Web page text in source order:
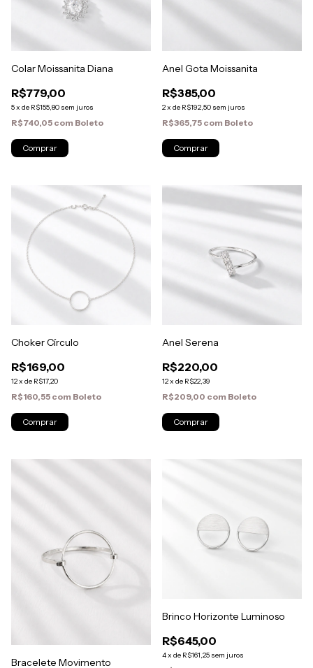
Colar Moissanita Diana
R$779,00
5x de R$155,80 sem juros
R$740,05 com Boleto
Anel Gota Moissanita
R$385,00
2x de R$192,50 sem juros
R$365,75 com Boleto
Choker Círculo
R$169,00
12x de R$17,20
R$160,55 com Boleto
Anel Serena
R$220,00
12x de R$22,39
R$209,00 com Boleto
Bracelete Movimento
Brinco Horizonte Luminoso
R$645,00
4x de R$161,25 sem juros